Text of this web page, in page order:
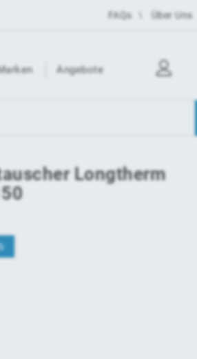
FAQs Über Uns
Angebote
Longtherm